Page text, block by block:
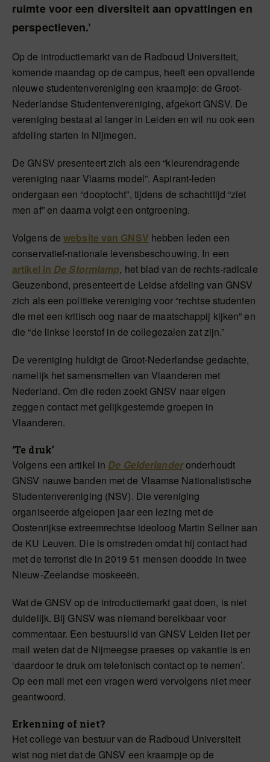
ruimte voor een diversiteit aan opvattingen en
perspectieven.’
Op de introductiemarkt van de Radboud Universiteit,
komende maandag op de campus, heeft een opvallende
nieuwe studentenvereniging een kraampje: de Groot-
Nederlandse Studentenvereniging, afgekort GNSV. De
vereniging bestaat al langer in Leiden en wil nu ook een
afdeling starten in Nijmegen.
De GNSV presenteert zich als een “kleurendragende
vereniging naar Vlaams model”. Aspirant-leden
ondergaan een “dooptocht”, tijdens de schachttijd “ziet
men af” en daarna volgt een ontgroening.
Volgens dewebsite van GNSV hebben leden een
conservatief-nationale levensbeschouwing. In een
artikel in De Stormlamp, het blad van de rechts-radicale
Geuzenbond, presenteert de Leidse afdeling van GNSV
zich als een politieke vereniging voor “rechtse studenten
die met een kritisch oog naar de maatschappij kijken” en
die “de linkse leerstof in de collegezalen zat zijn.”
De vereniging huldigt de Groot-Nederlandse gedachte,
namelijk het samensmelten van Vlaanderen met
Nederland. Om die reden zoekt GNSV naar eigen
zeggen contact met gelijkgestemde groepen in
Vlaanderen.
‘Te druk’
Volgens een artikel in De Gelderlanderonderhoudt
GNSV nauwe banden met de Vlaamse Nationalistische
Studentenvereniging (NSV). Die vereniging
organiseerde afgelopen jaar een lezing met de
Oostenrijkse extreemrechtse ideoloog Martin Sellner aan
de KU Leuven. Die is omstreden omdat hij contact had
met de terrorist die in 2019 51 mensen doodde in twee
Nieuw-Zeelandse moskeeën.
Wat de GNSV op de introductiemarkt gaat doen, is niet
duidelijk. Bij GNSV was niemand bereikbaar voor
commentaar. Een bestuurslid van GNSV Leiden liet per
mail weten dat de Nijmeegse praeses op vakantie is en
‘daardoor te druk om telefonisch contact op te nemen’.
Op een mail met een vragen werd vervolgens niet meer
geantwoord.
Erkenning of niet?
Het college van bestuur van de Radboud Universiteit
wist nog niet dat de GNSV een kraampje op de